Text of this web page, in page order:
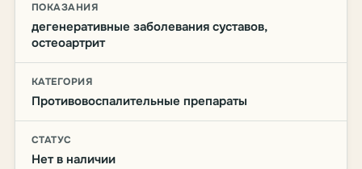
ПОКАЗАНИЯ
дегенеративные заболевания суставов,
остеоартрит
КАТЕГОРИЯ
Противовоспалительные препараты
СТАТУС
Нет в наличии